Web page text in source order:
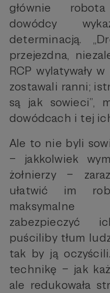
głównie
dowódcy
determinacją.
przejezdna,
RCP wylatywały
zostawali ranni;
są jak sowieci”,
dowódcach i tej
Ale to nie byli
– jakkolwiek
żołnierzy –
ułatwić im
maksymalne
zabezpieczyć
puściliby tłum
tak by ją
technikę – jak
ale redukowała